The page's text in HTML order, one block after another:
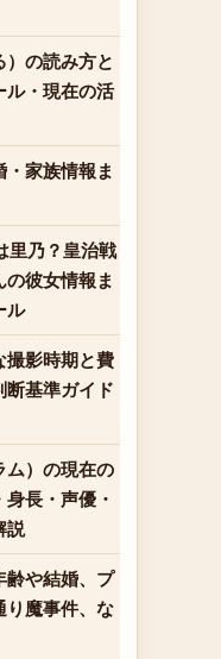
）の読み方と
ル・現在の活
家族情報ま
里乃？皇治戦
彼女情報ま
ル
撮影時期と費
断基準ガイド
ム）の現在の
長・声優・
説
齢や結婚、プ
り魔事件、な